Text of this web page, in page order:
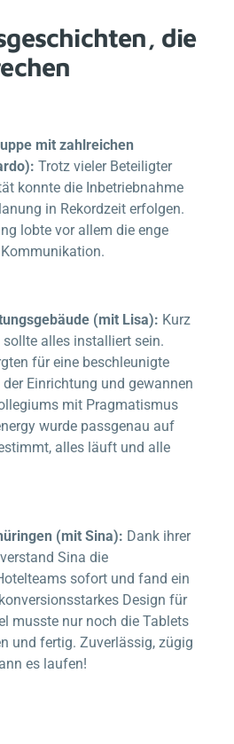
die
mit zahlreichen
Trotz vieler Beteiligter
konnte die Inbetriebnahme
in Rekordzeit erfolgen.
lobte vor allem die enge
(mit Lisa): Kurz
alles installiert sein.
für eine beschleunigte
Einrichtung und gewannen
mit Pragmatismus
wurde passgenau auf
alles läuft und alle
(mit Sina): Dank ihrer
Sina die
sofort und fand ein
Design für
musste nur noch die Tablets
und fertig. Zuverlässig, zügig
es laufen!